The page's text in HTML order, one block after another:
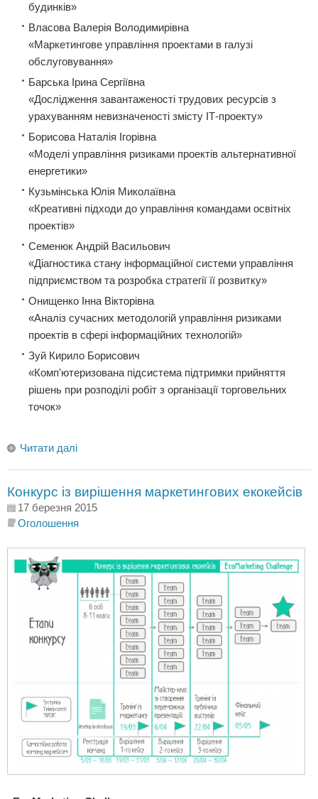
будинків»
Власова Валерія Володимирівна
«Маркетингове управління проектами в галузі
обслуговування»
Барська Ірина Сергіївна
«Дослідження завантаженості трудових ресурсів з
урахуванням невизначеності змісту ІТ-проекту»
Борисова Наталія Ігорівна
«Моделі управління ризиками проектів альтернативної
енергетики»
Кузьмінська Юлія Миколаївна
«Креативні підходи до управління командами освітніх
проектів»
Семенюк Андрій Васильович
«Діагностика стану інформаційної системи управління
підприємством та розробка стратегії її розвитку»
Онищенко Інна Вікторівна
«Аналіз сучасних методологій управління ризиками
проектів в сфері інформаційних технологій»
Зуй Кирило Борисович
«Комп'ютеризована підсистема підтримки прийняття
рішень при розподілі робіт з організації торговельних
точок»
Читати далі
Конкурс із вирішення маркетингових екокейсів
17 березня 2015
Оголошення